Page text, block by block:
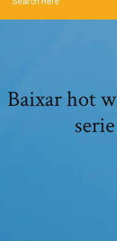
Baixar hot